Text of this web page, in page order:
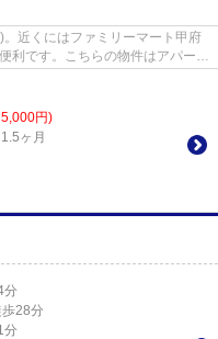
近くにはファミリーマート甲府
利です。こちらの物件はアパート
円)
ヶ月
分
歩28分
分